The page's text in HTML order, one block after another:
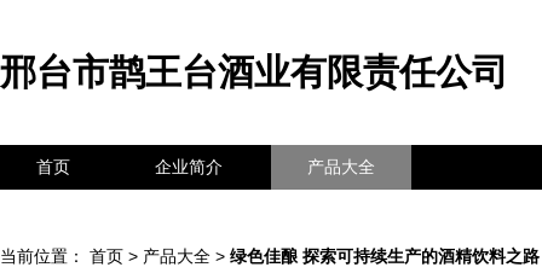
邢台市鹊王台酒业有限责任公司
首页 企业简介 产品大全
当前位置： 首页 > 产品大全 > 绿色佳酿 探索可持续生产的酒精饮料之路